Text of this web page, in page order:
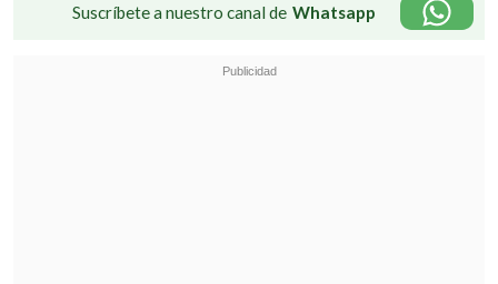
Suscríbete a nuestro canal de Whatsapp